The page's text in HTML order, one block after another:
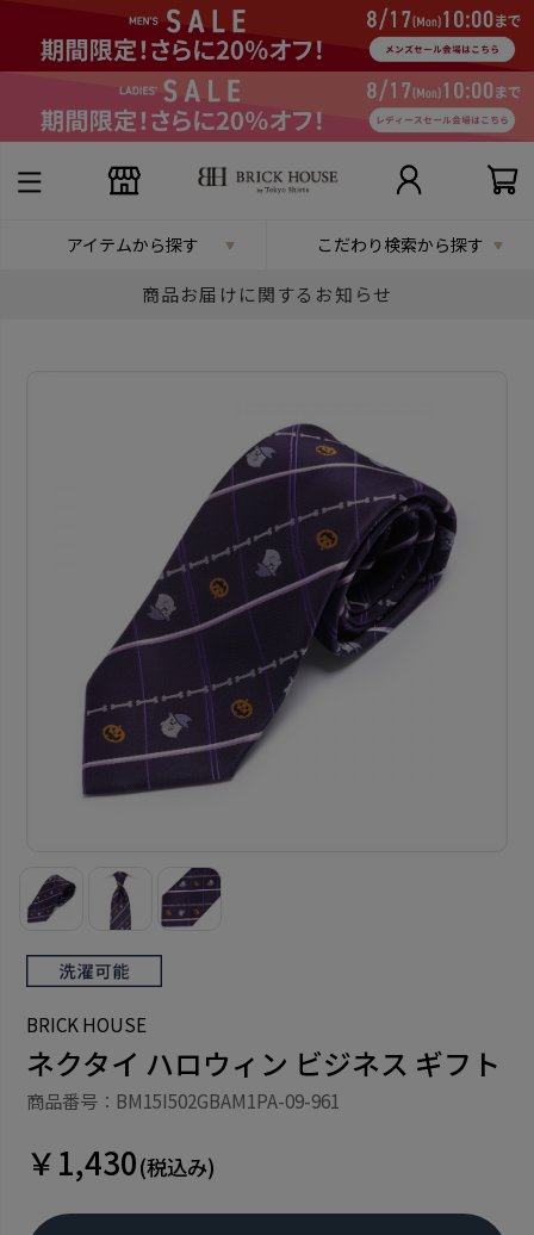
アイテムから探す こだわり検索から探す
商品お届けに関するお知らせ
BRICK HOUSE
ネクタイ ハロウィン ビジネス ギフト
商品番号：BM15I502GBAM1PA-09-961
￥1,430(税込み)